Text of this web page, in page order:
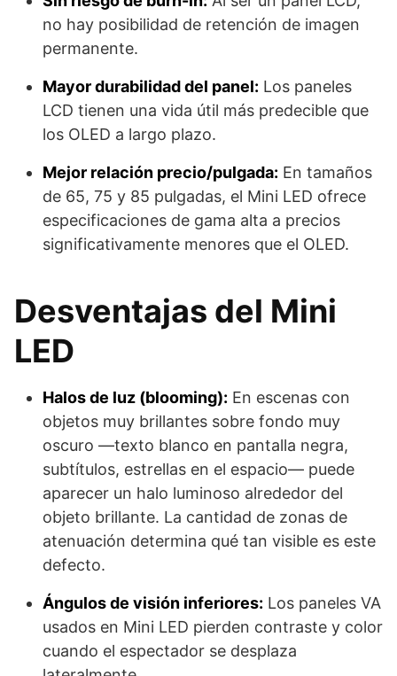
no hay posibilidad de retención de imagen
permanente.
Mayor durabilidad del panel: Los paneles
LCD tienen una vida útil más predecible que
los OLED a largo plazo.
Mejor relación precio/pulgada: En tamaños
de 65, 75 y 85 pulgadas, el Mini LED ofrece
especificaciones de gama alta a precios
significativamente menores que el OLED.
Desventajas del Mini
LED
Halos de luz (blooming): En escenas con
objetos muy brillantes sobre fondo muy
oscuro —texto blanco en pantalla negra,
subtítulos, estrellas en el espacio— puede
aparecer un halo luminoso alrededor del
objeto brillante. La cantidad de zonas de
atenuación determina qué tan visible es este
defecto.
Ángulos de visión inferiores: Los paneles VA
usados en Mini LED pierden contraste y color
cuando el espectador se desplaza